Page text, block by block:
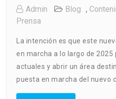
Admin Blog ,
Prensa
La intención es que este
en marcha a lo largo de 2025
actuales y abrir un área
puesta en marcha del nuevo